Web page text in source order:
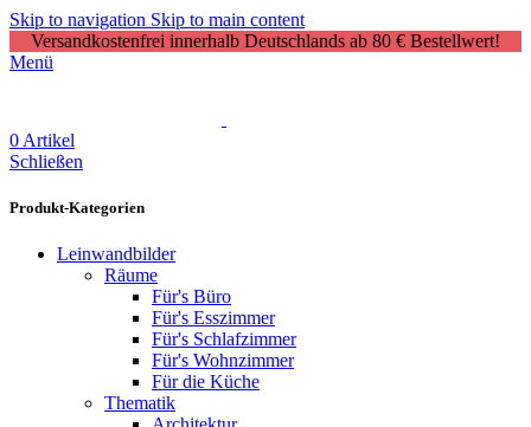
Skip to navigation Skip to main content
Versandkostenfrei innerhalb Deutschlands ab 80 € Bestellwert!
Menü
0 Artikel
Schließen
Produkt-Kategorien
Leinwandbilder
Räume
Für's Büro
Für's Esszimmer
Für's Schlafzimmer
Für's Wohnzimmer
Für die Küche
Thematik